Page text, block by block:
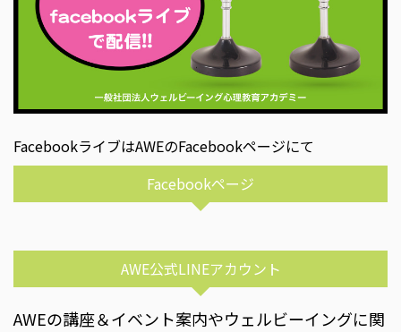
FacebookライブはAWEのFacebookページにて
Facebookページ
AWE公式LINEアカウント
AWEの講座＆イベント案内やウェルビーイングに関